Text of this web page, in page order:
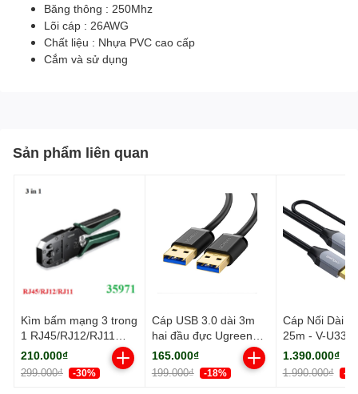
Băng thông : 250Mhz
Lõi cáp : 26AWG
Chất liệu : Nhựa PVC cao cấp
Cắm và sử dụng
Sản phẩm liên quan
Kìm bấm mạng 3 trong
1 RJ45/RJ12/RJ11
Cat5, Cat5e, Cat6
Ugreen 35971
210.000₫
299.000₫ -30%
Cáp USB 3.0 dài 3m
hai đầu đực Ugreen
(90576)
165.000₫
199.000₫ -18%
Cáp Nối Dài
25m - V-U334
1.390.000₫
1.990.000₫ -